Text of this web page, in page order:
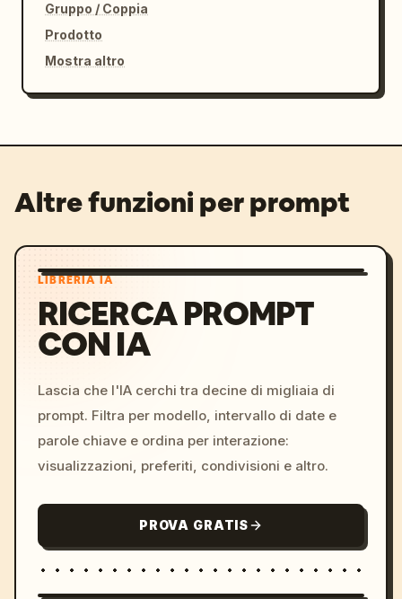
Gruppo / Coppia
Prodotto
Mostra altro
Altre funzioni per prompt
LIBRERIA IA
RICERCA PROMPT
CON IA
Lascia che l'IA cerchi tra decine di migliaia di
prompt. Filtra per modello, intervallo di date e
parole chiave e ordina per interazione:
visualizzazioni, preferiti, condivisioni e altro.
PROVA GRATIS